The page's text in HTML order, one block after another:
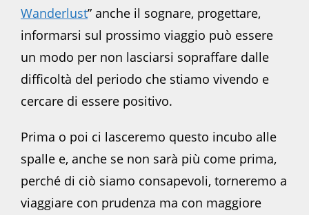
Wanderlust” anche il sognare, progettare,
informarsi sul prossimo viaggio può essere
un modo per non lasciarsi sopraffare dalle
difficoltà del periodo che stiamo vivendo e
cercare di essere positivo.
Prima o poi ci lasceremo questo incubo alle
spalle e, anche se non sarà più come prima,
perché di ciò siamo consapevoli, torneremo a
viaggiare con prudenza ma con maggiore